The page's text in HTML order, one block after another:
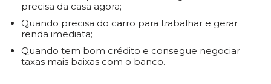
precisa da casa agora;
Quando precisa do carro para trabalhar e gerar
renda imediata;
Quando tem bom crédito e consegue negociar
taxas mais baixas com o banco.